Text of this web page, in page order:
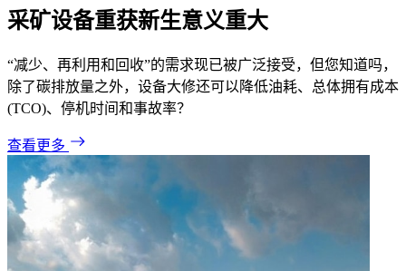
采矿设备重获新生意义重大
“减少、再利用和回收”的需求现已被广泛接受，但您知道吗，
除了碳排放量之外，设备大修还可以降低油耗、总体拥有成本
(TCO)、停机时间和事故率？
查看更多